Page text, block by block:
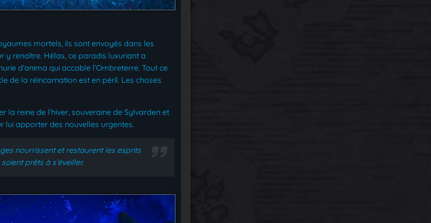
mortels, ils sont envoyés dans les
y renaître. Hélas, ce paradis luxuriant a
d’anima qui accable l’Ombreterre. Tout ce
de la réincarnation est en péril. Les choses
la reine de l’hiver, souveraine de Sylvarden et
lui apporter des nouvelles urgentes.
nourrissent et restaurent les esprits
prêts à s’éveiller.